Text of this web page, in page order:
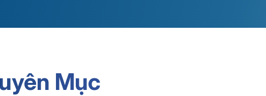
Mục
Kiến thức quản trịPhần mềm kho WMS